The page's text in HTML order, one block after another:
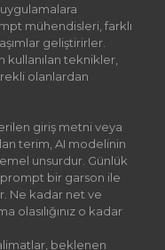
uygulamalara
mühendisleri, farklı
geliştirirler.
kullanılan teknikler,
olanlardan
giriş metni veya
terim, AI modelinin
unsurdur. Günlük
bir garson ile
Ne kadar net ve
olasılığınız o kadar
beklenen